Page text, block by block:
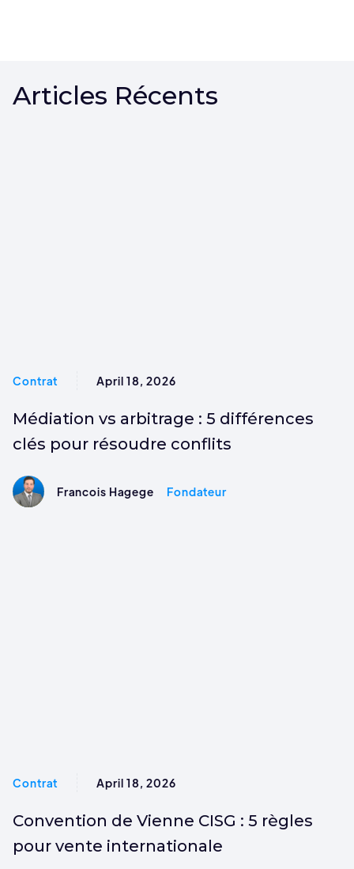
Articles Récents
Contrat April 18, 2026
Médiation vs arbitrage : 5 différences
clés pour résoudre conflits
Francois Hagege Fondateur
Contrat April 18, 2026
Convention de Vienne CISG : 5 règles
pour vente internationale